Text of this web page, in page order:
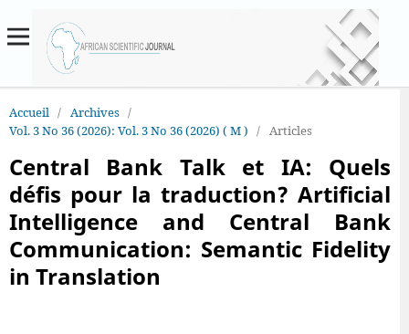
Accueil / Archives /
Vol. 3 No 36 (2026): Vol. 3 No 36 (2026) ( M ) / Articles
Central Bank Talk et IA: Quels
défis pour la traduction? Artificial
Intelligence and Central Bank
Communication: Semantic Fidelity
in Translation